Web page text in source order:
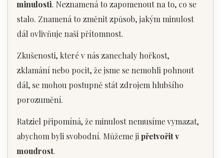
minulosti. Neznamená to zapomenout na to, co se
stalo. Znamená to změnit způsob, jakým minulost
dál ovlivňuje naši přítomnost.
Zkušenosti, které v nás zanechaly hořkost,
zklamání nebo pocit, že jsme se nemohli pohnout
dál, se mohou postupně stát zdrojem hlubšího
porozumění.
Ratziel připomíná, že minulost nemusíme vymazat,
abychom byli svobodní. Můžeme ji přetvořit v
moudrost.